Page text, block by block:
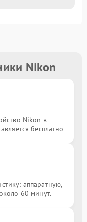
Nikon
Nikon в
бесплатно
аппаратную,
60 минут.